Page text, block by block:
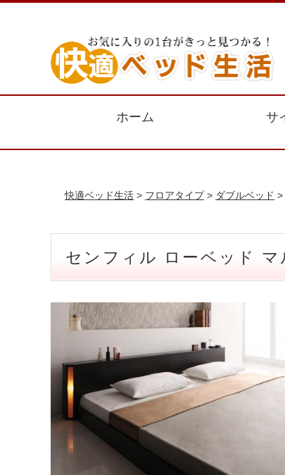
ホーム サ
快適ベッド生活 > フロアタイプ> ダブルベッド >
センフィル ローベッド マ